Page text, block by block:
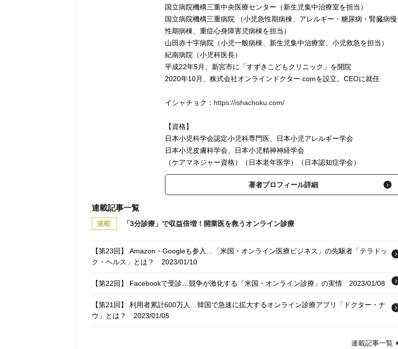
国立病院機構三重中央医療センター（新生児集中治療室を担当）
国立病院機構三重病院 （小児急性期病棟、アレルギー・糖尿病・腎臓病慢
性期病棟、重症心身障害児病棟を担当）
山田赤十字病院（小児一般病棟、新生児集中治療室、小児救急を担当）
紀南病院（小児科医長）
平成22年5月、新宮市に「すずきこどもクリニック」を開院
2020年10月、株式会社オンラインドクター.comを設立。CEOに就任
イシャチョク： https://ishachoku.com/
【資格】
日本小児科学会認定小児科専門医、日本小児アレルギー学会
日本小児皮膚科学会、日本小児精神神経学会
（ケアマネジャー資格）（日本老年医学）（日本認知症学会）
著者プロフィール詳細
連載記事一覧
連載 「3分診療」で収益倍増！開業医を救うオンライン診療
【第23回】 Amazon・Googleも参入…「米国・オンライン医療ビジネス」の先駆者「テラドッ
ク・ヘルス」とは？
2023/01/10
【第22回】 Facebookで受診…競争が激化する「米国・オンライン診療」の実情 2023/01/08
【第21回】 利用者累計600万人…韓国で急速に拡大するオンライン診療アプリ「ドクター・ナ
ウ」とは？
2023/01/05
連載記事一覧